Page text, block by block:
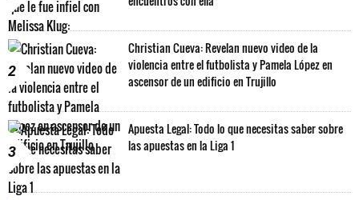
2
Christian Cueva: Revelan nuevo video de la
violencia entre el futbolista y Pamela López en
ascensor de un edificio en Trujillo
3
Apuesta Legal: Todo lo que necesitas saber sobre
las apuestas en la Liga 1